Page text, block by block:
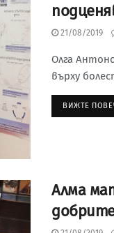
21/08/2019
Олга
върху
ВИЖТЕ
Алма